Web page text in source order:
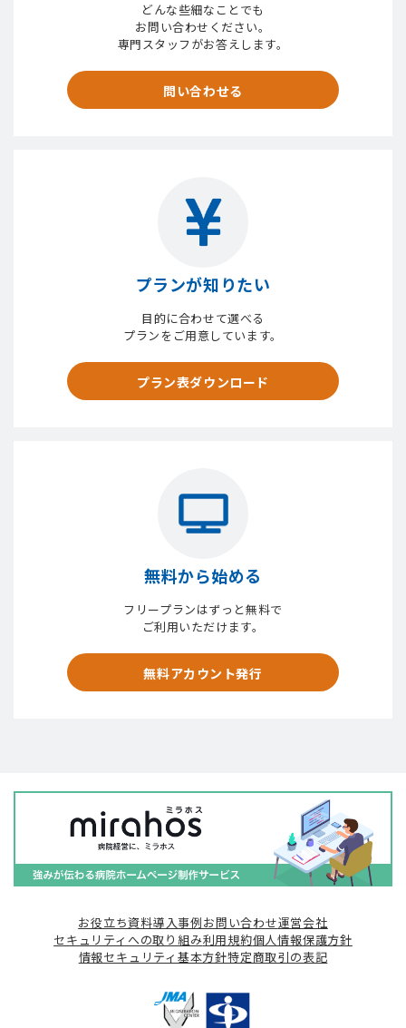
どんな些細なことでも
お問い合わせください。
専門スタッフがお答えします。
問い合わせる
プランが知りたい
目的に合わせて選べる
プランをご用意しています。
プラン表ダウンロード
無料から始める
フリープランはずっと無料で
ご利用いただけます。
無料アカウント発行
お役立ち資料導入事例お問い合わせ運営会社
セキュリティへの取り組み利用規約個人情報保護方針
情報セキュリティ基本方針特定商取引の表記